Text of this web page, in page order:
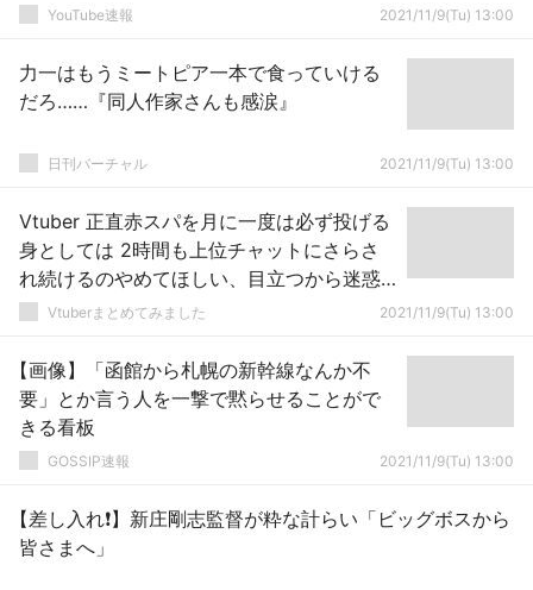
YouTube速報 2021/11/9(Tu) 13:00
力一はもうミートピア一本で食っていける
だろ……『同人作家さんも感涙』
日刊バーチャル 2021/11/9(Tu) 13:00
Vtuber 正直赤スパを月に一度は必ず投げる
身としては 2時間も上位チャットにさらさ
れ続けるのやめてほしい、目立つから迷惑
←実際目立ち過ぎて社のとこに赤スパ投げ
Vtuberまとめてみました 2021/11/9(Tu) 13:00
【画像】「函館から札幌の新幹線なんか不
要」とか言う人を一撃で黙らせることがで
きる看板
GOSSIP速報 2021/11/9(Tu) 13:00
【差し入れ❗】新庄剛志監督が粋な計らい「ビッグボスから
皆さまへ」